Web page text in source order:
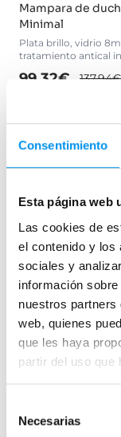
Consentimiento
Esta página web
Las cookies de
el contenido y los
sociales y
información
nuestros
web, quienes
que les haya
partir del uso que
Necesarias
Mampara de
Minimal
Plata brillo, vidrio
tratamiento antical
99,32€ 137,94€
Ver opciones›
Mamparas de
Frontales
Bañeras en esquina
Hojas o biombos de
Mamparas de bañera
Plegables